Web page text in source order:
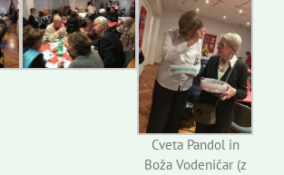
Cveta Pandol in
Boža Vodeničar (z